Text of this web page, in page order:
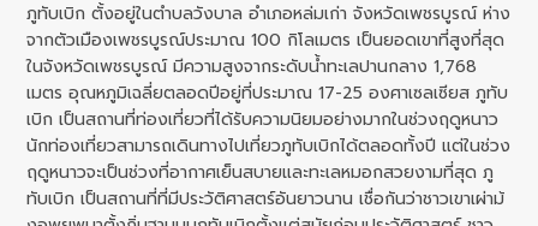
ภูทับเบิก ตั้งอยู่ในตำบลวังบาล อำเภอหล่มเก่า จังหวัดเพชรบูรณ์ ห่าง
จากตัวเมืองเพชรบูรณ์ประมาณ 100 กิโลเมตร เป็นยอดเขาที่สูงที่สุด
ในจังหวัดเพชรบูรณ์ มีความสูงจากระดับน้ำทะเลปานกลาง 1,768
เมตร อุณหภูมิเฉลี่ยตลอดปีอยู่ที่ประมาณ 17-25 องศาเซลเซียส ภูทับ
เบิก เป็นสถานที่ท่องเที่ยวที่ได้รับความนิยมอย่างมากในช่วงฤดูหนาว
นักท่องเที่ยวสามารถเดินทางไปเที่ยวภูทับเบิกได้ตลอดทั้งปี แต่ในช่วง
ฤดูหนาวจะเป็นช่วงที่อากาศเย็นสบายและทะเลหมอกสวยงามที่สุด ภู
ทับเบิก เป็นสถานที่ที่มีประวัติศาสตร์อันยาวนาน เชื่อกันว่าชาวเขาเผ่าม้